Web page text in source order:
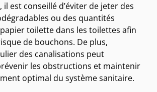
il est conseillé d’éviter de jeter des
ou des quantités
toilette dans les toilettes afin
de bouchons. De plus,
des canalisations peut
les obstructions et maintenir
optimal du système sanitaire.